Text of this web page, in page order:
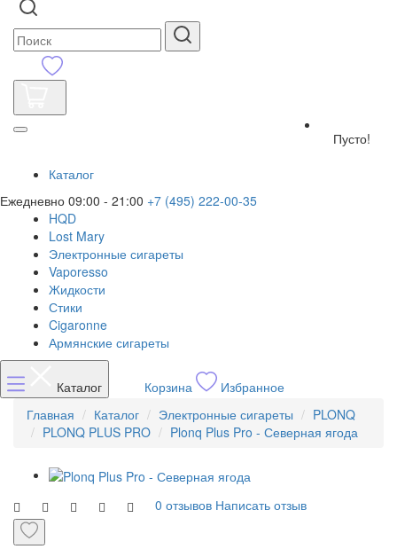
Пусто!
Каталог
Ежедневно 09:00 - 21:00 +7 (495) 222-00-35
HQD
Lost Mary
Электронные сигареты
Vaporesso
Жидкости
Стики
Cigaronne
Армянские сигареты
Каталог Корзина
Избранное
Главная
Каталог Электронные сигареты
PLONQ
PLONQ PLUS PRO
Plonq Plus Pro - Северная ягода
0 отзывов Написать отзыв